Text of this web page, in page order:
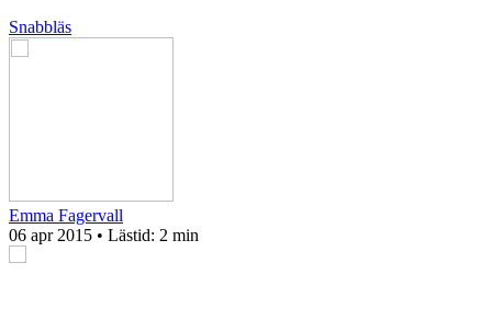
Snabbläs
Emma Fagervall
06 apr 2015 • Lästid: 2 min